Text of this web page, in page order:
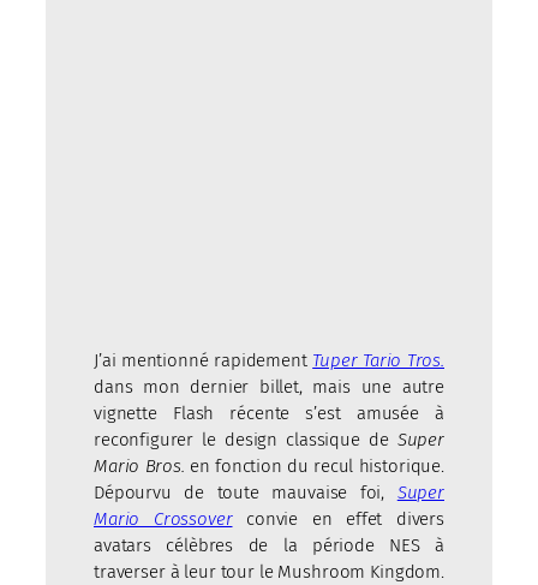
J’ai mentionné rapidement Tuper Tario Tros.
dans mon dernier billet, mais une autre
vignette Flash récente s’est amusée à
reconfigurer le design classique de Super
Mario Bros. en fonction du recul historique.
Dépourvu de toute mauvaise foi, Super
Mario Crossoverconvie en effet divers
avatars célèbres de la période NES à
traverser à leur tour le Mushroom Kingdom.